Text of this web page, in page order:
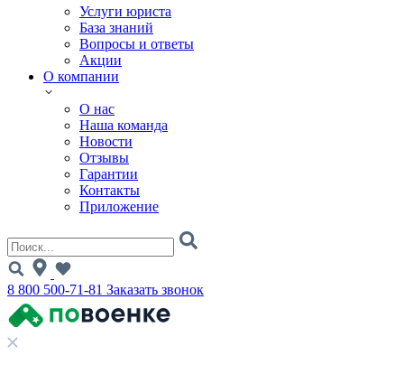
Услуги юриста
База знаний
Вопросы и ответы
Акции
О компании
О нас
Наша команда
Новости
Отзывы
Гарантии
Контакты
Приложение
8 800 500-71-81 Заказать звонок